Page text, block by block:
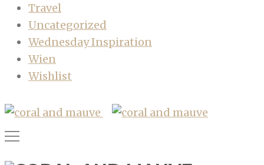
Travel
Uncategorized
Wednesday Inspiration
Wien
Wishlist